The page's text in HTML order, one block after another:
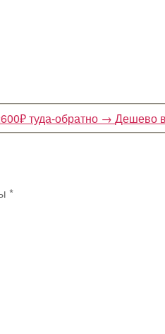
туда-обратно → Дешево
*